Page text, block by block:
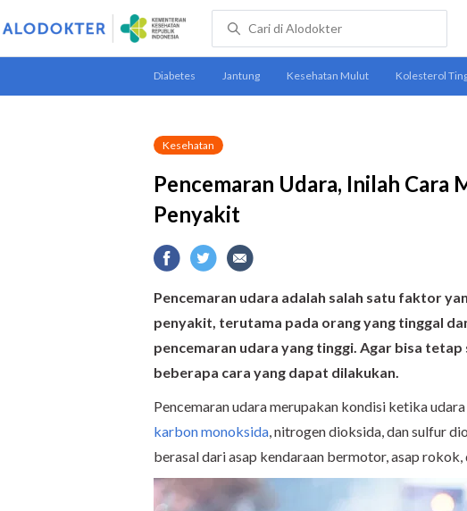
Kesehatan
Pencemaran Udara, Inilah
Penyakit
Pencemaran udara adalah salah satu faktor
penyakit, terutama pada orang yang tinggal
pencemaran udara yang tinggi. Agar bisa
beberapa cara yang dapat dilakukan.
Pencemaran udara merupakan kondisi ketika
karbon monoksida, nitrogen dioksida, dan sulfur
berasal dari asap kendaraan bermotor, asap rokok,